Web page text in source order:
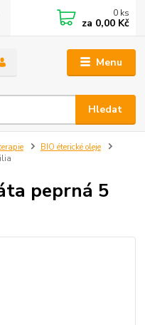
Menu
Hledat
0 ks
za 0,00 Kč
BIO éterické oleje
peprná 5